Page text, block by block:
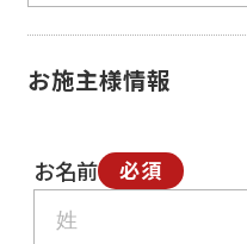
お施主様情報
お名前 必須